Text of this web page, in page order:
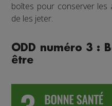
boîtes pour conserver les
de les jeter.
ODD numéro 3 :
être